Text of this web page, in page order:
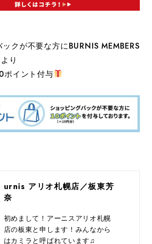
クが不要な方にBURNIS MEMBERS
り
ポイント付与
urnis アリオ札幌店／板東芳
奈
初めまして！アーニスアリオ札幌
店の板東と申します！みんなから
はカミラと呼ばれています♫